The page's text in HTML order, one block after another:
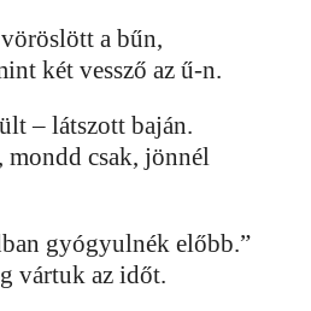
a bűn,
két vessző az ű-n.
– látszott baján.
mondd csak, jönnél
gyógyulnék előbb.”
vártuk az időt.